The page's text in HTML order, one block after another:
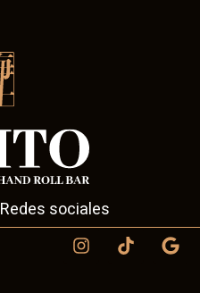
Redes sociales